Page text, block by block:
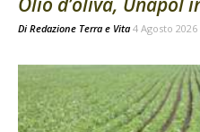
Di Redazione Terra e Vita 4 Agosto 2026